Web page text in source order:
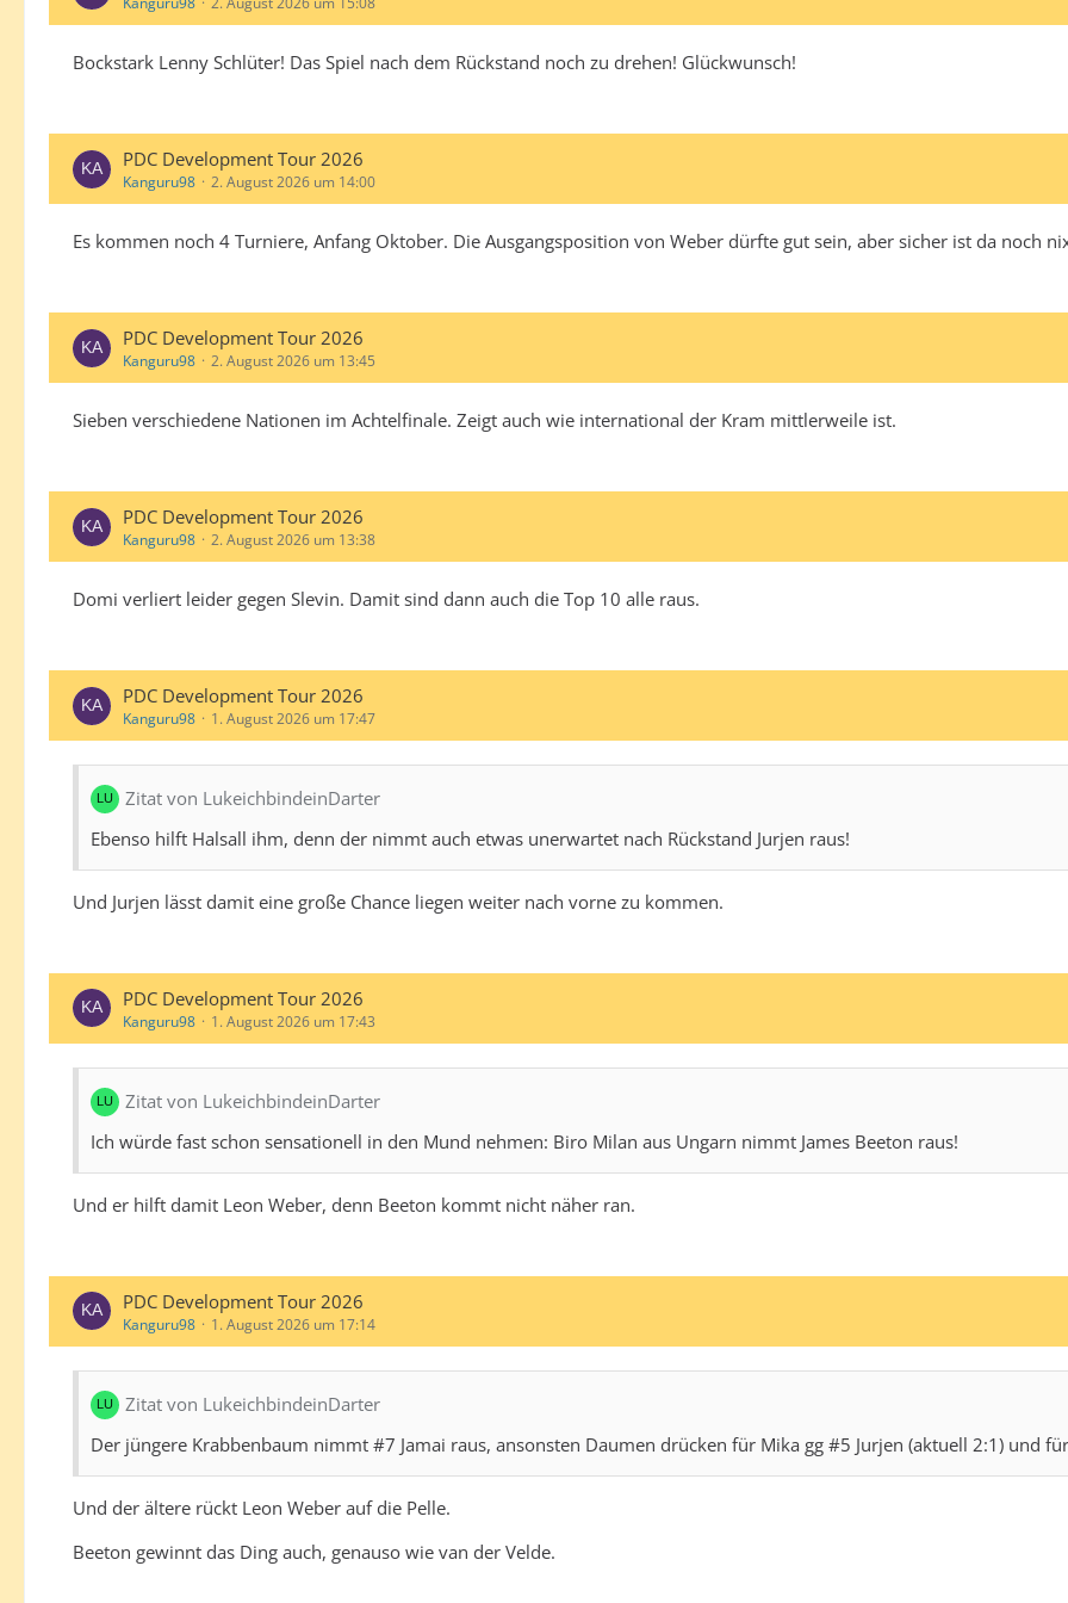
Bockstark Lenny Schlüter! Das Spiel nach dem Rückstand noch zu drehen! Glückwunsch!
PDC Development Tour 2026
Kanguru98 2. August 2026 um 14:00
Es kommen noch 4 Turniere, Anfang Oktober. Die Ausgangsposition von Weber dürfte gut sein, aber sicher ist da noch
PDC Development Tour 2026
Kanguru98 2. August 2026 um 13:45
Sieben verschiedene Nationen im Achtelfinale. Zeigt auch wie international der Kram mittlerweile ist.
PDC Development Tour 2026
Kanguru98 2. August 2026 um 13:38
Domi verliert leider gegen Slevin. Damit sind dann auch die Top 10 alle raus.
PDC Development Tour 2026
Kanguru98 1. August 2026 um 17:47
Zitat von LukeichbindeinDarter
Ebenso hilft Halsall ihm, denn der nimmt auch etwas unerwartet nach Rückstand Jurjen raus!
Und Jurjen lässt damit eine große Chance liegen weiter nach vorne zu kommen.
PDC Development Tour 2026
Kanguru98 1. August 2026 um 17:43
Zitat von LukeichbindeinDarter
Ich würde fast schon sensationell in den Mund nehmen: Biro Milan aus Ungarn nimmt James Beeton raus!
Und er hilft damit Leon Weber, denn Beeton kommt nicht näher ran.
PDC Development Tour 2026
Kanguru98 1. August 2026 um 17:14
Zitat von LukeichbindeinDarter
Der jüngere Krabbenbaum nimmt #7 Jamai raus, ansonsten Daumen drücken für Mika gg #5 Jurjen (aktuell 2:1) und
Und der ältere rückt Leon Weber auf die Pelle.
Beeton gewinnt das Ding auch, genauso wie van der Velde.